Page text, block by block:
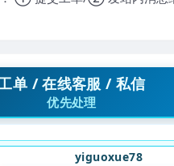
单 / 在线客服 / 私信
优先处理
yiguoxue78